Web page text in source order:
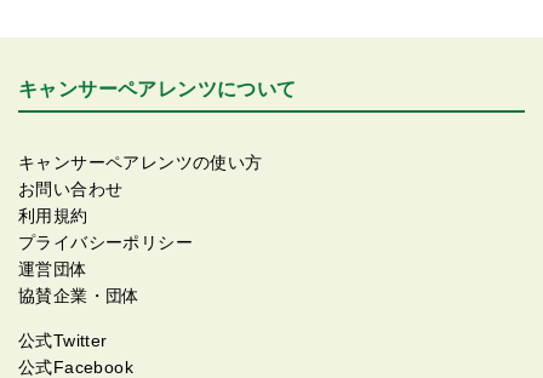
キャンサーペアレンツについて
キャンサーペアレンツの使い方
お問い合わせ
利用規約
プライバシーポリシー
運営団体
協賛企業・団体
公式Twitter
公式Facebook